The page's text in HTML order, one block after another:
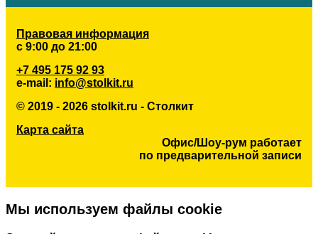
Правовая информация
с 9:00 до 21:00
+7 495 175 92 93
e-mail: info@stolkit.ru
© 2019 - 2026 stolkit.ru - Столкит
Карта сайта
Офис/Шоу-рум работает
по предварительной записи
Мы используем файлы cookie